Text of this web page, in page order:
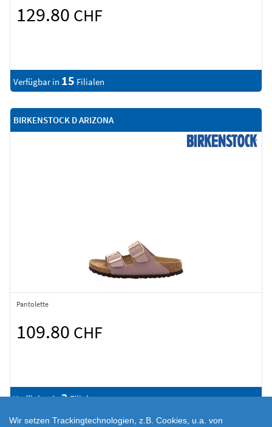
129.80 CHF
Verfügbar in 15 Filialen
BIRKENSTOCK D ARIZONA
Pantolette
109.80 CHF
Verfügbar in2Filialen
Wir setzen Trackingtechnologien, z.B. Cookies, u.a. von